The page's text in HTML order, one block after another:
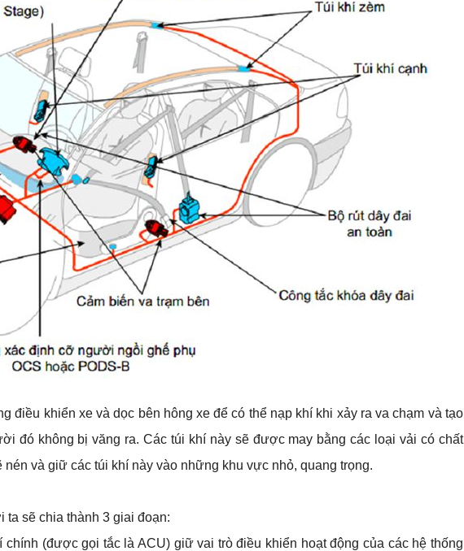
điều khiển xe và dọc bên hông xe để có thể nạp khí khi xảy ra va chạm và tạo
đó không bị văng ra. Các túi khí này sẽ được may bằng các loại vải có chất
và giữ các túi khí này vào những khu vực nhỏ, quang trọng.
ta sẽ chia thành 3 giai đoạn:
(được gọi tắc là ACU) giữ vai trò điều khiển hoạt động của các hệ thống